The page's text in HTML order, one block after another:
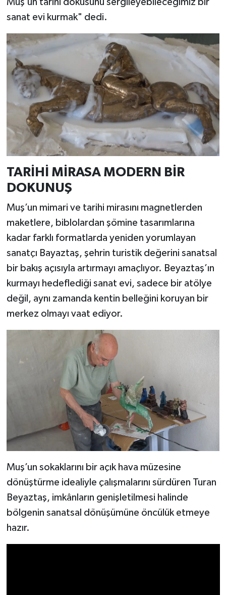
sanat evi kurmak" dedi.
TARİHİ MİRASA MODERN BİR
DOKUNUŞ
Muş’un mimari ve tarihi mirasını magnetlerden
maketlere, biblolardan şömine tasarımlarına
kadar farklı formatlarda yeniden yorumlayan
sanatçı Bayaztaş, şehrin turistik değerini sanatsal
bir bakış açısıyla artırmayı amaçlıyor. Beyaztaş’ın
kurmayı hedeflediği sanat evi, sadece bir atölye
değil, aynı zamanda kentin belleğini koruyan bir
merkez olmayı vaat ediyor.
Muş’un sokaklarını bir açık hava müzesine
dönüştürme idealiyle çalışmalarını sürdüren Turan
Beyaztaş, imkânların genişletilmesi halinde
bölgenin sanatsal dönüşümüne öncülük etmeye
hazır.